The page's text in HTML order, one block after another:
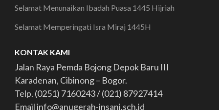
Selamat Menunaikan Ibadah Puasa 1445 Hijriah
Selamat Memperingati Isra Miraj 1445H
KONTAK KAMI
Jalan Raya Pemda Bojong Depok Baru III
Karadenan, Cibinong – Bogor.
Telp. (0251) 7160243 / (021) 87927414
Email info@anugerah-insani.sch.id